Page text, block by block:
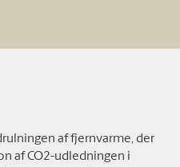
af fjernvarme, der
af CO2-udledningen i